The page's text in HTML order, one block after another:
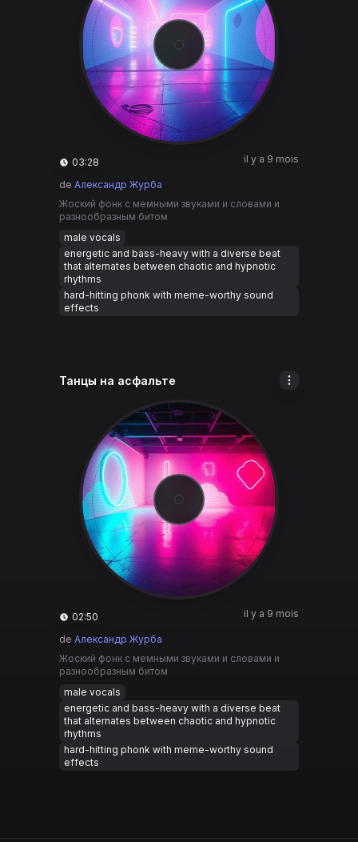
03:28 il y a 9 mois
de Александр Журба
Жоский фонк с мемными звуками и словами и
разнообразным битом
male vocals
energetic and bass-heavy with a diverse beat
that alternates between chaotic and hypnotic
rhythms
hard-hitting phonk with meme-worthy sound
effects
Танцы на асфальте
02:50 il y a 9 mois
de Александр Журба
Жоский фонк с мемными звуками и словами и
разнообразным битом
male vocals
energetic and bass-heavy with a diverse beat
that alternates between chaotic and hypnotic
rhythms
hard-hitting phonk with meme-worthy sound
effects